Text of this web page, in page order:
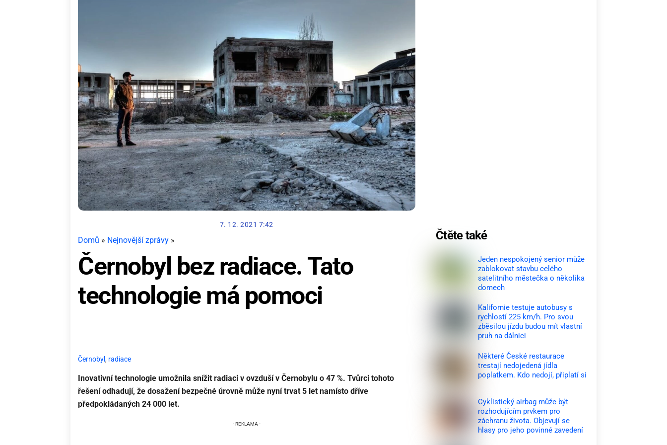
7. 12. 2021 7:42
Domů » Nejnovější zprávy »
Černobyl bez radiace. Tato
technologie má pomoci
Černobyl, radiace
Inovativní technologie umožnila snížit radiaci v ovzduší v Černobylu o 47 %. Tvůrci tohoto
řešení odhadují, že dosažení bezpečné úrovně může nyní trvat 5 let namísto dříve
předpokládaných 24 000 let.
Čtěte také
Jeden nespokojený senior může
zablokovat stavbu celého
satelitního městečka o několika
domech
Kalifornie testuje autobusy s
rychlostí 225 km/h. Pro svou
zběsilou jízdu budou mít vlastní
pruh na dálnici
Některé České restaurace
trestají nedojedená jídla
poplatkem. Kdo nedojí, připlatí si
Cyklistický airbag může být
rozhodujícím prvkem pro
záchranu života. Objevují se
hlasy pro jeho povinné zavedení